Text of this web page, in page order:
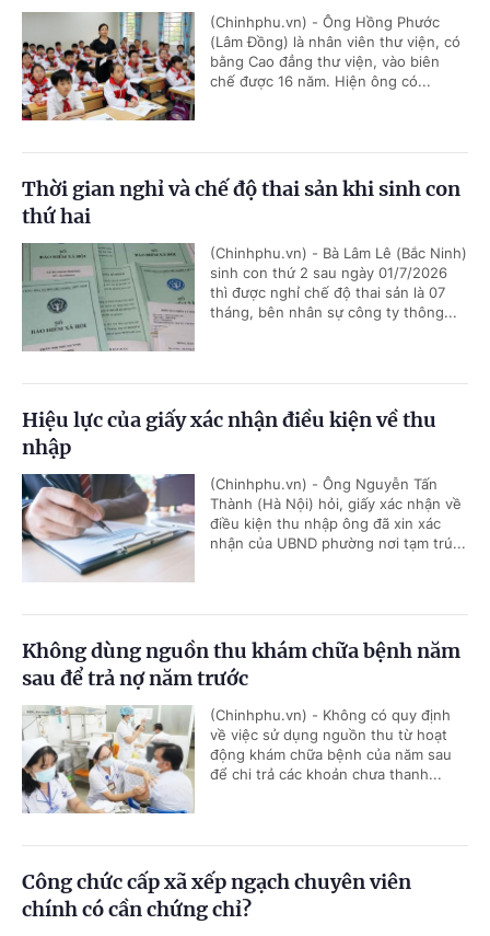
(Chinhphu.vn) - Ông Hồng Phước
(Lâm Đồng) là nhân viên thư viện, có
bằng Cao đẳng thư viện, vào biên
chế được 16 năm. Hiện ông có...
Thời gian nghỉ và chế độ thai sản khi sinh con
thứ hai
(Chinhphu.vn) - Bà Lâm Lê (Bắc Ninh)
sinh con thứ 2 sau ngày 01/7/2026
thì được nghỉ chế độ thai sản là 07
tháng, bên nhân sự công ty thông...
Hiệu lực của giấy xác nhận điều kiện về thu
nhập
(Chinhphu.vn) - Ông Nguyễn Tấn
Thành (Hà Nội) hỏi, giấy xác nhận về
điều kiện thu nhập ông đã xin xác
nhận của UBND phường nơi tạm trú...
Không dùng nguồn thu khám chữa bệnh năm
sau để trả nợ năm trước
(Chinhphu.vn) - Không có quy định
về việc sử dụng nguồn thu từ hoạt
động khám chữa bệnh của năm sau
để chi trả các khoản chưa thanh...
Công chức cấp xã xếp ngạch chuyên viên
chính có cần chứng chỉ?